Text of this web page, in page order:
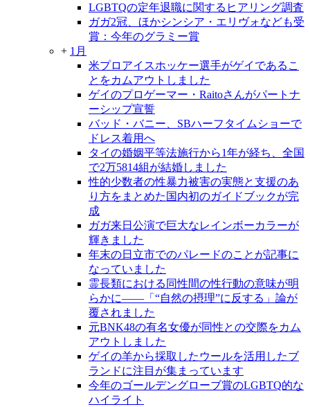
LGBTQの定年退職に関するヒアリング調査
ガガ2冠、ほかシンシア・エリヴォなども受
賞：今年のグラミー賞
+ 1月
米プロアイスホッケー選手がゲイであるこ
とをカムアウトしました
ゲイのプロゲーマー・Raitoさんがパートナ
ーシップ宣誓
バッド・バニー、SBハーフタイムショーで
ドレス着用へ
タイの婚姻平等法施行から1年が経ち、全国
で2万5814組が結婚しました
性的少数者の性暴力被害の実態と支援のあ
り方をまとめた国内初のガイドブックが完
成
ガガ来日公演で巨大なレインボーカラーが
輝きました
年末の日立市でのパレードのことが記事に
なっていました
霊長類における同性間の性行動の意味が明
らかに――「“自然の摂理”に反する」論が
覆されました
元BNK48の有名女優が同性との交際をカム
アウトしました
ゲイの羊から採取したウールを活用したブ
ランドに注目が集まっています
今年のゴールデングローブ賞のLGBTQ的な
ハイライト